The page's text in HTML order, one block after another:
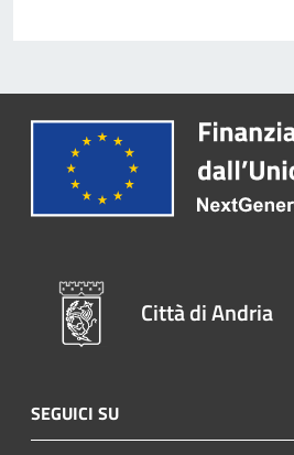
Città di Andria
SEGUICI SU